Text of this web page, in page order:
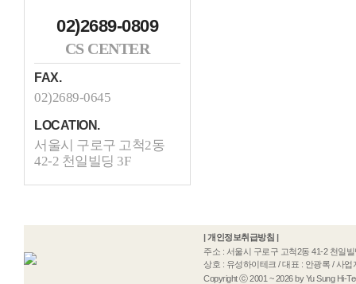
02)2689-0809
CS CENTER
FAX.
02)2689-0645
LOCATION.
서울시 구로구 고척2동
42-2 천일빌딩 3F
| 개인정보취급방침 |
주소 : 서울시 구로구 고척2동 41-2 천일빌
상호 : 유성하이테크 / 대표 : 안광록 / 사
Copyright ⓒ 2001 ~ 2026 by Yu Sung Hi-